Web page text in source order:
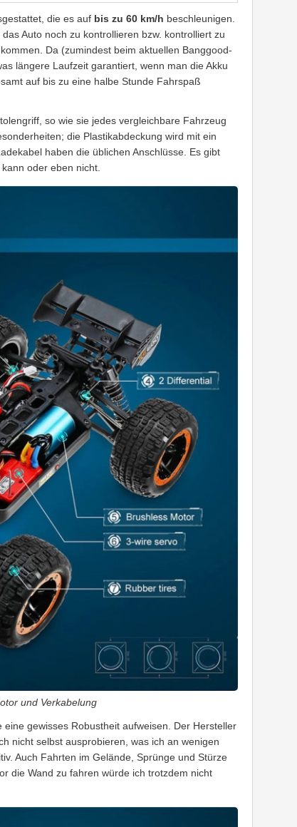
die es auf bis zu 60 km/h beschleunigen.
Auto noch zu kontrollieren bzw. kontrolliert zu
Da (zumindest beim aktuellen Banggood-
längere Laufzeit garantiert, wenn man die Akku
auf bis zu eine halbe Stunde Fahrspaß
so wie sie jedes vergleichbare Fahrzeug
die Plastikabdeckung wird mit ein
haben die üblichen Anschlüsse. Es gibt
oder eben nicht.
und Verkabelung
gewisses Robustheit aufweisen. Der Hersteller
nicht selbst ausprobieren, was ich an wenigen
Auch Fahrten im Gelände, Sprünge und Stürze
die Wand zu fahren würde ich trotzdem nicht